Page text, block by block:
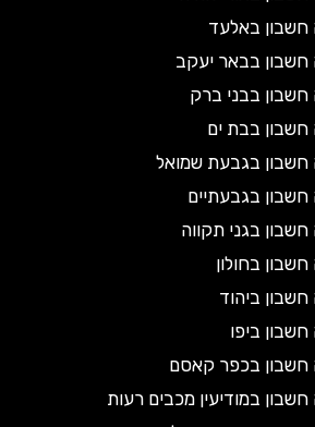
באלעד
בבאר יעקב
בבני ברק
בבת ים
בגבעת שמואל
בגבעתיים
בגני תקווה
בחולון
ביהוד
ביפו
בכפר קאסם
במודיעין מכבים רעות